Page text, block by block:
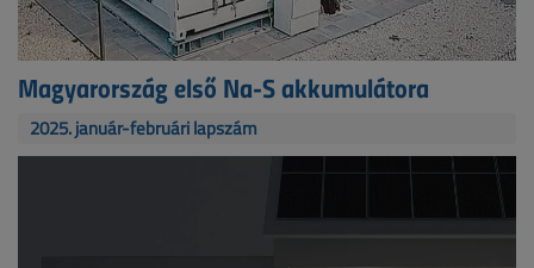
Magyarország első Na-S akkumulátora
2025. január-februári lapszám